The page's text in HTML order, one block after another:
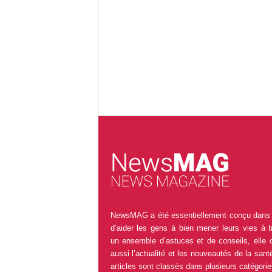
NewsMAG a été essentiellement conçu
d’aider les gens à bien mener leurs vies à
un ensemble d’astuces et de conseils, elle
aussi l’actualité et les nouveautés de la
articles sont classés dans plusieurs